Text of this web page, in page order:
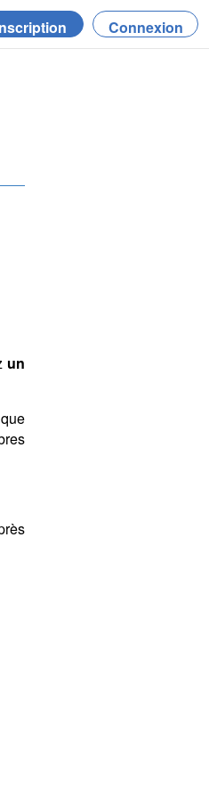
Connexion
un